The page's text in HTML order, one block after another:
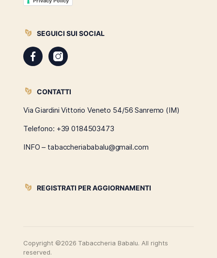
SEGUICI SUI SOCIAL
CONTATTI
Via Giardini Vittorio Veneto 54/56 Sanremo (IM)
Telefono: +39 0184503473
INFO – tabaccheriababalu@gmail.com
REGISTRATI PER AGGIORNAMENTI
Copyright ©2026 Tabaccheria Babalu. All rights
reserved.